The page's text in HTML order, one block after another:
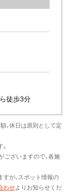
徒歩3分
、休日は原則として定
ございますので、各施
が、スポット情報の
わせよりお知らせくだ